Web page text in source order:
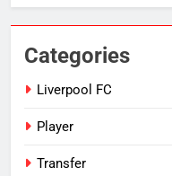
Categories
Liverpool FC
Player
Transfer